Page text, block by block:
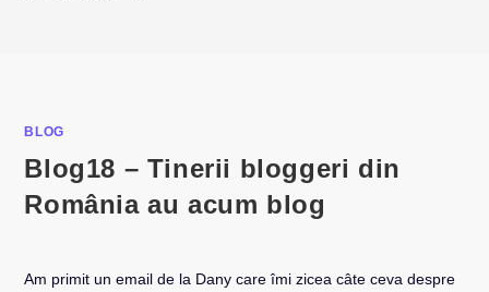
BLOG
Blog18 – Tinerii bloggeri din
România au acum blog
Am primit un email de la Dany care îmi zicea câte ceva despre